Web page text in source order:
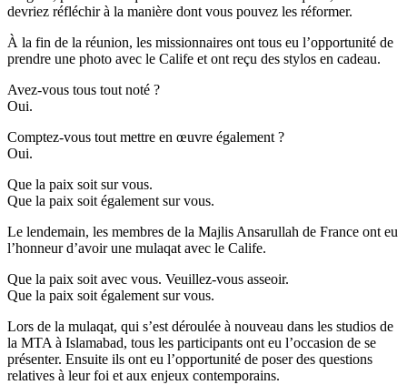
devriez réfléchir à la manière dont vous pouvez les réformer.
À la fin de la réunion, les missionnaires ont tous eu l’opportunité de
prendre une photo avec le Calife et ont reçu des stylos en cadeau.
Avez-vous tous tout noté ?
Oui.
Comptez-vous tout mettre en œuvre également ?
Oui.
Que la paix soit sur vous.
Que la paix soit également sur vous.
Le lendemain, les membres de la Majlis Ansarullah de France ont eu
l’honneur d’avoir une mulaqat avec le Calife.
Que la paix soit avec vous. Veuillez-vous asseoir.
Que la paix soit également sur vous.
Lors de la mulaqat, qui s’est déroulée à nouveau dans les studios de
la MTA à Islamabad, tous les participants ont eu l’occasion de se
présenter. Ensuite ils ont eu l’opportunité de poser des questions
relatives à leur foi et aux enjeux contemporains.